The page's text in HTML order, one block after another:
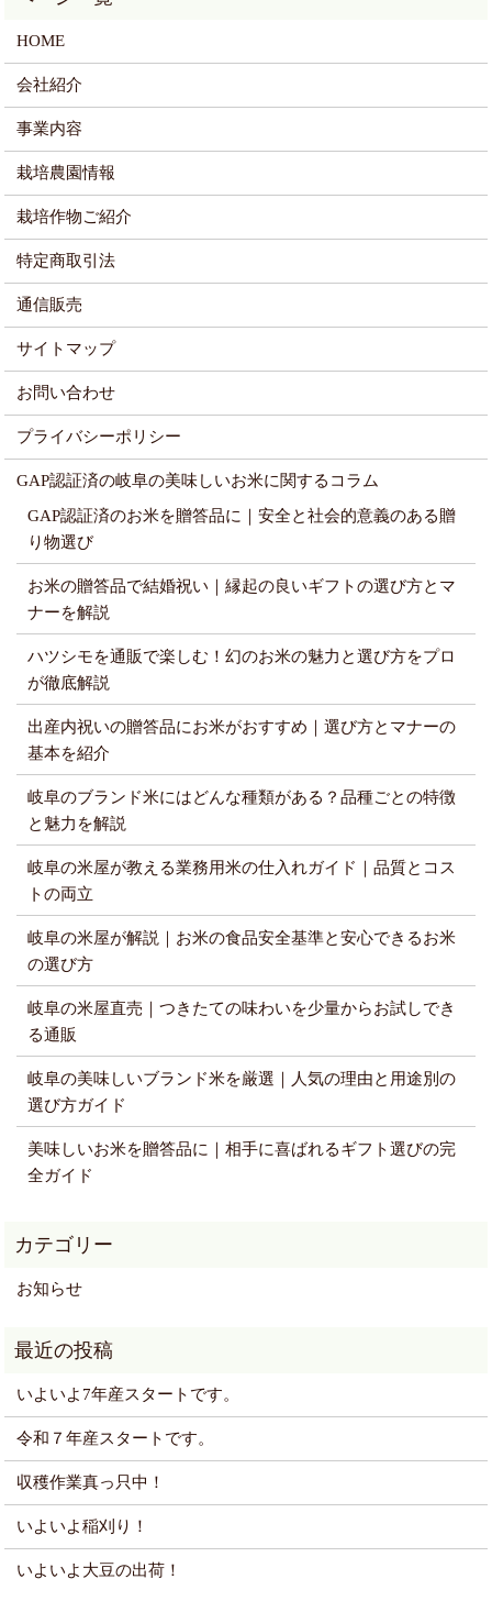
HOME
会社紹介
事業内容
栽培農園情報
栽培作物ご紹介
特定商取引法
通信販売
サイトマップ
お問い合わせ
プライバシーポリシー
GAP認証済の岐阜の美味しいお米に関するコラム
GAP認証済のお米を贈答品に｜安全と社会的意義のある贈
り物選び
お米の贈答品で結婚祝い｜縁起の良いギフトの選び方とマ
ナーを解説
ハツシモを通販で楽しむ！幻のお米の魅力と選び方をプロ
が徹底解説
出産内祝いの贈答品にお米がおすすめ｜選び方とマナーの
基本を紹介
岐阜のブランド米にはどんな種類がある？品種ごとの特徴
と魅力を解説
岐阜の米屋が教える業務用米の仕入れガイド｜品質とコス
トの両立
岐阜の米屋が解説｜お米の食品安全基準と安心できるお米
の選び方
岐阜の米屋直売｜つきたての味わいを少量からお試しでき
る通販
岐阜の美味しいブランド米を厳選｜人気の理由と用途別の
選び方ガイド
美味しいお米を贈答品に｜相手に喜ばれるギフト選びの完
全ガイド
お知らせ
いよいよ7年産スタートです。
令和７年産スタートです。
収穫作業真っ只中！
いよいよ稲刈り！
いよいよ大豆の出荷！